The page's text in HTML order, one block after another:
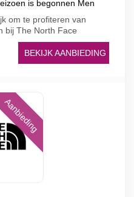
is begonnen Men
om te profiteren van
bij The North Face
BEKIJK AANBIEDING
Aanbieding